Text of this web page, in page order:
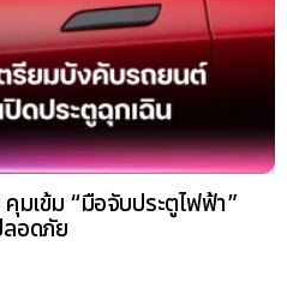
มเข้ม “มือจับประตูไฟฟ้า”
อดภัย